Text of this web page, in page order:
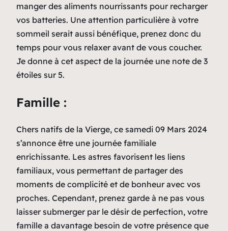
manger des aliments nourrissants pour recharger
vos batteries. Une attention particulière à votre
sommeil serait aussi bénéfique, prenez donc du
temps pour vous relaxer avant de vous coucher.
Je donne à cet aspect de la journée une note de 3
étoiles sur 5.
Famille :
Chers natifs de la Vierge, ce samedi 09 Mars 2024
s’annonce être une journée familiale
enrichissante. Les astres favorisent les liens
familiaux, vous permettant de partager des
moments de complicité et de bonheur avec vos
proches. Cependant, prenez garde à ne pas vous
laisser submerger par le désir de perfection, votre
famille a davantage besoin de votre présence que